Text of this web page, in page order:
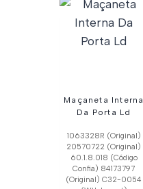
Maçaneta Interna
Da Porta Ld
1063328R (Original)
20570722 (Original)
60.1.8.018 (Código
Confia) 84173797
(Original) C32-0054